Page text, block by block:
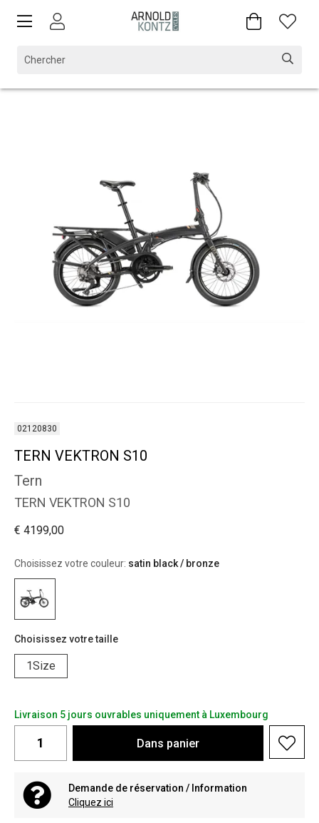
02120830
TERN VEKTRON S10
Tern
TERN VEKTRON S10
€ 4199,00
Choisissez votre couleur: satin black / bronze
Choisissez votre taille
1Size
Livraison 5 jours ouvrables uniquement à Luxembourg
Dans panier
Demande de réservation / Information
Cliquez ici